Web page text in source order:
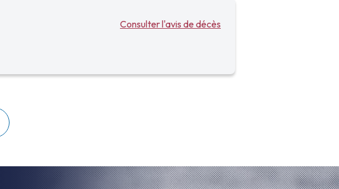
Consulter l'avis de décès